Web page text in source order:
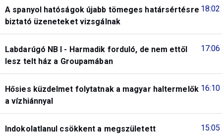
18:02
A spanyol hatóságok újabb tömeges határsértésre
biztató üzeneteket vizsgálnak
17:06
Labdarúgó NB I - Harmadik forduló, de nem ettől
lesz telt ház a Groupamában
16:10
Hősies küzdelmet folytatnak a magyar haltermelők
a vízhiánnyal
15:05
Indokolatlanul csökkent a megszületett